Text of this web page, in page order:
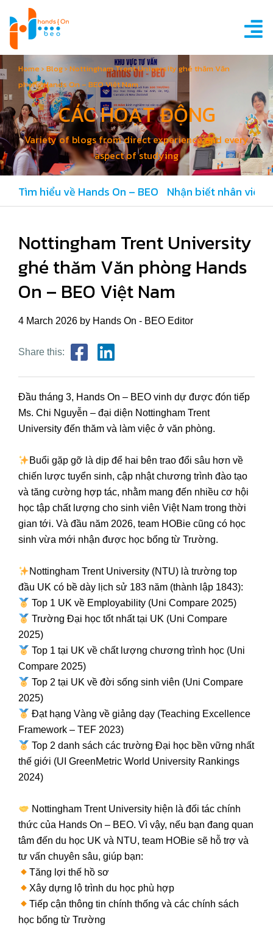
Home› Blog› Nottingham Trent University ghé thăm Văn
phòng Hands On – BEO Việt Nam
CÁC HOẠT ĐỘNG
Variety of blogs from direct experience and every
aspect of studying
Tìm hiểu về Hands On – BEO Nhận biết nhân viên
Nottingham Trent University
ghé thăm Văn phòng Hands
On – BEO Việt Nam
4 March 2026 by Hands On - BEO Editor
Share this:
Đầu tháng 3, Hands On – BEO vinh dự được đón tiếp
Ms. Chi Nguyễn – đại diện Nottingham Trent
University đến thăm và làm việc ở văn phòng.
Buổi gặp gỡ là dịp để hai bên trao đổi sâu hơn về
chiến lược tuyển sinh, cập nhật chương trình đào tạo
và tăng cường hợp tác, nhằm mang đến nhiều cơ hội
học tập chất lượng cho sinh viên Việt Nam trong thời
gian tới. Và đầu năm 2026, team HOBie cũng có học
sinh vừa mới nhận được học bổng từ Trường.
Nottingham Trent University (NTU) là trường top
đầu UK có bề dày lịch sử 183 năm (thành lập 1843):
Top 1 UK về Employability (Uni Compare 2025)
Trường Đại học tốt nhất tại UK (Uni Compare
2025)
Top 1 tại UK về chất lượng chương trình học (Uni
Compare 2025)
Top 2 tại UK về đời sống sinh viên (Uni Compare
2025)
Đạt hạng Vàng về giảng dạy (Teaching Excellence
Framework – TEF 2023)
Top 2 danh sách các trường Đại học bền vững nhất
thế giới (UI GreenMetric World University Rankings
2024)
Nottingham Trent University hiện là đối tác chính
thức của Hands On – BEO. Vì vậy, nếu bạn đang quan
tâm đến du học UK và NTU, team HOBie sẽ hỗ trợ và
tư vấn chuyên sâu, giúp bạn:
Tăng lợi thế hồ sơ
Xây dựng lộ trình du học phù hợp
Tiếp cận thông tin chính thống và các chính sách
học bổng từ Trường